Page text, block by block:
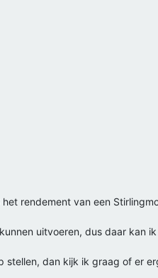
uit de krachtlijn.
rendement van een
uitvoeren, dus daar kan ik
stellen, dan kijk ik graag of er